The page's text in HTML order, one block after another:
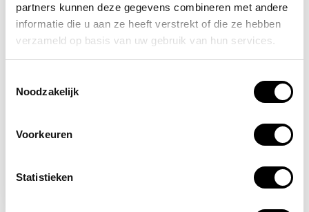
partners kunnen deze gegevens combineren met andere
informatie die u aan ze heeft verstrekt of die ze hebben
verzameld op basis van uw gebruik van hun services.
Noodzakelijk
Voorkeuren
Statistieken
Gele veiligheidshelm